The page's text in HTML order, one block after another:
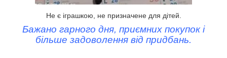
Не є іграшкою, не призначене для дітей.
Бажано гарного дня, приємних покупок і
більше задоволення від придбань.